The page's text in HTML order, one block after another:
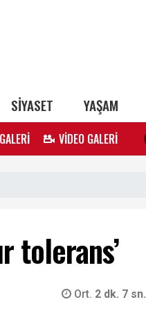
SİYASET YAŞAM
VİDEO GALERİ
tolerans’
Ort. 2 dk. 7 sn.